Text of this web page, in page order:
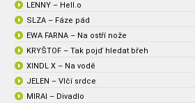
LENNY – Hell.o
SLZA – Fáze pád
EWA FARNA – Na ostří nože
KRYŠTOF – Tak pojď hledat břeh
XINDL X – Na vodě
JELEN – Vlčí srdce
MIRAI – Divadlo